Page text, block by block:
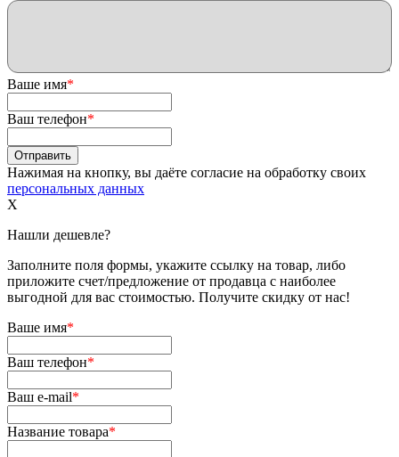
Ваше имя*
Ваш телефон*
Нажимая на кнопку, вы даёте согласие на обработку своих
персональных данных
X
Нашли дешевле?
Заполните поля формы, укажите ссылку на товар, либо
приложите счет/предложение от продавца с наиболее
выгодной для вас стоимостью. Получите скидку от нас!
Ваше имя*
Ваш телефон*
Ваш e-mail*
Название товара*